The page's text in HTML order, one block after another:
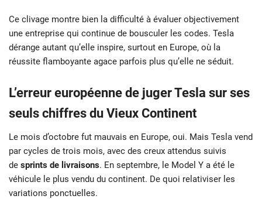
Ce clivage montre bien la difficulté à évaluer objectivement
une entreprise qui continue de bousculer les codes. Tesla
dérange autant qu’elle inspire, surtout en Europe, où la
réussite flamboyante agace parfois plus qu’elle ne séduit.
L’erreur européenne de juger Tesla sur ses
seuls chiffres du Vieux Continent
Le mois d’octobre fut mauvais en Europe, oui. Mais Tesla vend
par cycles de trois mois, avec des creux attendus suivis
de sprints de livraisons. En septembre, le Model Y a été le
véhicule le plus vendu du continent. De quoi relativiser les
variations ponctuelles.